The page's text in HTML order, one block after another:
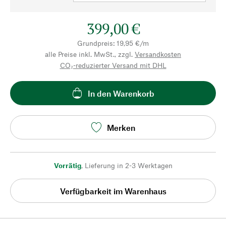
399,00 €
Grundpreis: 19,95 €/m
alle Preise inkl. MwSt., zzgl. Versandkosten
CO₂-reduzierter Versand mit DHL
In den Warenkorb
Merken
Vorrätig, Lieferung in 2-3 Werktagen
Verfügbarkeit im Warenhaus